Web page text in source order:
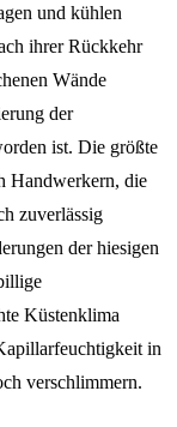
und kühlen
ihrer Rückkehr
Wände
der
ist. Die größte
Handwerkern, die
zuverlässig
der hiesigen
Küstenklima
in
verschlimmern.